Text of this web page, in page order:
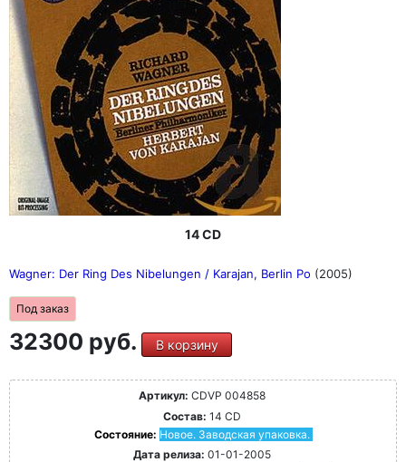
14 CD
Wagner: Der Ring Des Nibelungen / Karajan, Berlin Po (2005)
Под заказ
32300 руб. В корзину
Артикул: CDVP 004858
Состав: 14 CD
Состояние: Новое. Заводская упаковка.
Дата релиза: 01-01-2005